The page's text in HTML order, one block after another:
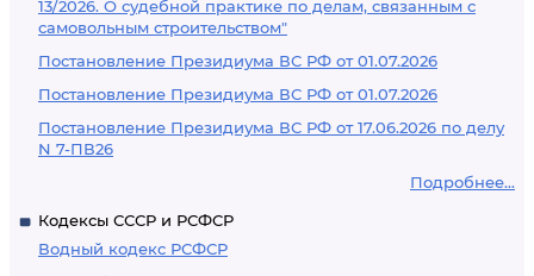
13/2026. О судебной практике по делам, связанным с
самовольным строительством"
Постановление Президиума ВС РФ от 01.07.2026
Постановление Президиума ВС РФ от 01.07.2026
Постановление Президиума ВС РФ от 17.06.2026 по делу
N 7-ПВ26
Подробнее...
Кодексы СССР и РСФСР
Водный кодекс РСФСР